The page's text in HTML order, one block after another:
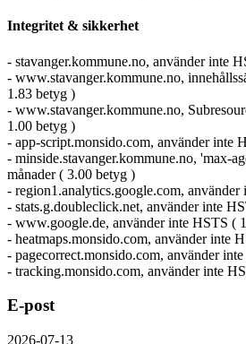
Integritet & sikkerhet
- stavanger.kommune.no, använder inte
- www.stavanger.kommune.no,
1.83 betyg )
- www.stavanger.kommune.no,
1.00 betyg )
- app-script.monsido.com, använder inte
- minside.stavanger.kommune.no, 'max-
månader ( 3.00 betyg )
- region1.analytics.google.com,
- stats.g.doubleclick.net, använder inte
- www.google.de, använder inte HSTS (
- heatmaps.monsido.com, använder inte
- pagecorrect.monsido.com, använder
- tracking.monsido.com, använder inte
E-post
2026-07-13